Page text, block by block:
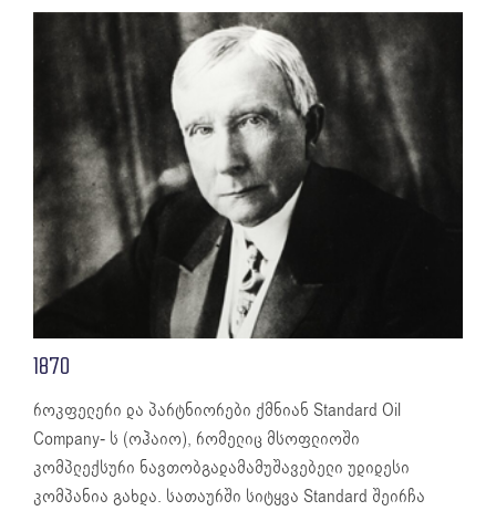
1870
როკფელერი და პარტნიორები ქმნიან Standard Oil
Company- ს (ოჰაიო), რომელიც მსოფლიოში
კომპლექსური ნავთობგადამამუშავებელი უდიდესი
კომპანია გახდა. სათაურში სიტყვა Standard შეირჩა